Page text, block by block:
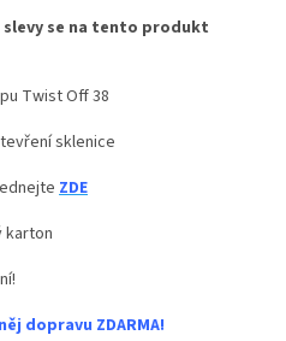
slevy se na tento produkt
Twist Off 38
sklenice
ZDE
karton
dopravu ZDARMA!